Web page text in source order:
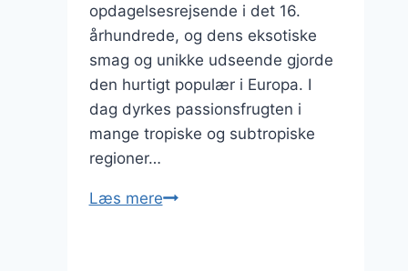
opdagelsesrejsende i det 16.
århundrede, og dens eksotiske
smag og unikke udseende gjorde
den hurtigt populær i Europa. I
dag dyrkes passionsfrugten i
mange tropiske og subtropiske
regioner…
Læs merePassionsfrugt